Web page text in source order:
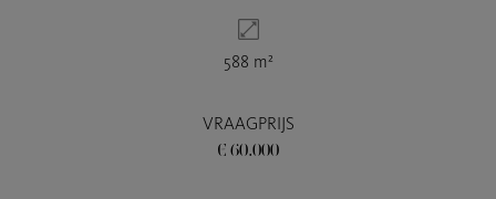
588 m²
VRAAGPRIJS
€ 60.000